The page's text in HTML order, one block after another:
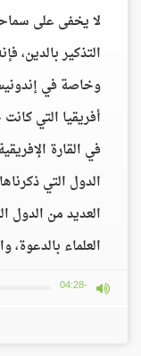
لا يخفى على
التذكير بالدين،
وخاصة في
أفريقيا التي
في القارة
الدول التي
العديد من الدول
العلماء
فيه من الخبث،
-04:28
max volume